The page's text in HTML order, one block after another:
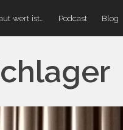
wert ist… Podcast Blog